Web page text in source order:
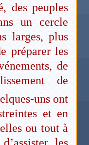
des peuples
un cercle
larges, plus
préparer les
de
de
uns ont
et en
ou tout à